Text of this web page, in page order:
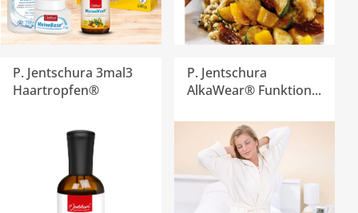
P. Jentschura 3mal3
Haartropfen®
P. Jentschura
AlkaWear® Funktion...